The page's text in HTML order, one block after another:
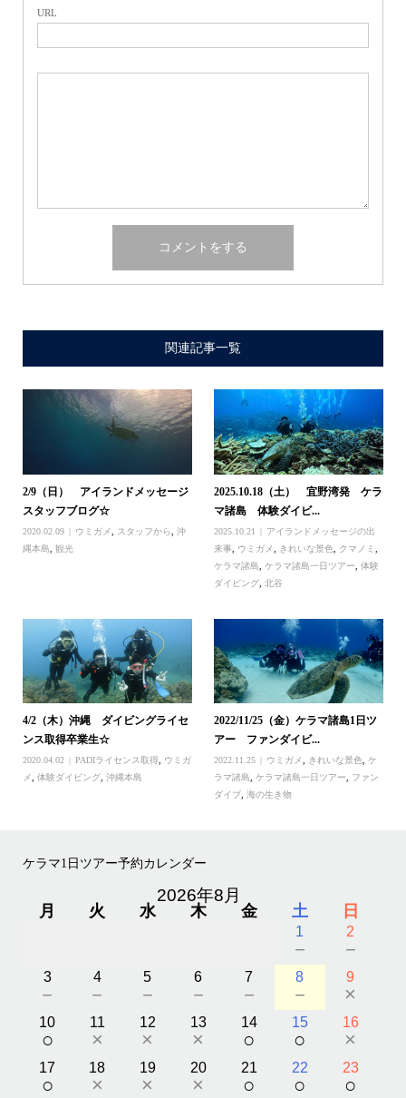
URL
関連記事一覧
2/9（日） アイランドメッセージ
スタッフブログ☆
2020.02.09 ウミガメ スタッフから
沖
縄本島
観光
2025.10.18（土） 宜野湾発 ケラ
マ諸島 体験ダイビ...
2025.10.21
アイランドメッセージの出
来事
ウミガメ きれいな景色 クマノミ
ケラマ諸島
,ケラマ諸島一日ツアー ,体験
ダイビング ,北谷
4/2（木）沖縄 ダイビングライセ
ンス取得卒業生☆
2020.04.02 PADIライセンス取得,
ウミガ
メ
体験ダイビング, 沖縄本島
2022/11/25（金）ケラマ諸島1日ツ
アー ファンダイビ...
2022.11.25 ウミガメ きれいな景色 ,ケ
ラマ諸島
,ケラマ諸島一日ツアー
ファン
ダイブ ,海の生き物
ケラマ1日ツアー予約カレンダー
2026年8月
月 火 水 木 金 土 日
1
－
2
－
3
－
4
－
5
－
6
－
7
－
8
－
9
×
10
○
11
×
12
×
13
×
14
○
15
○
16
×
17
○
18
×
19
×
20
×
21
○
22
○
23
○